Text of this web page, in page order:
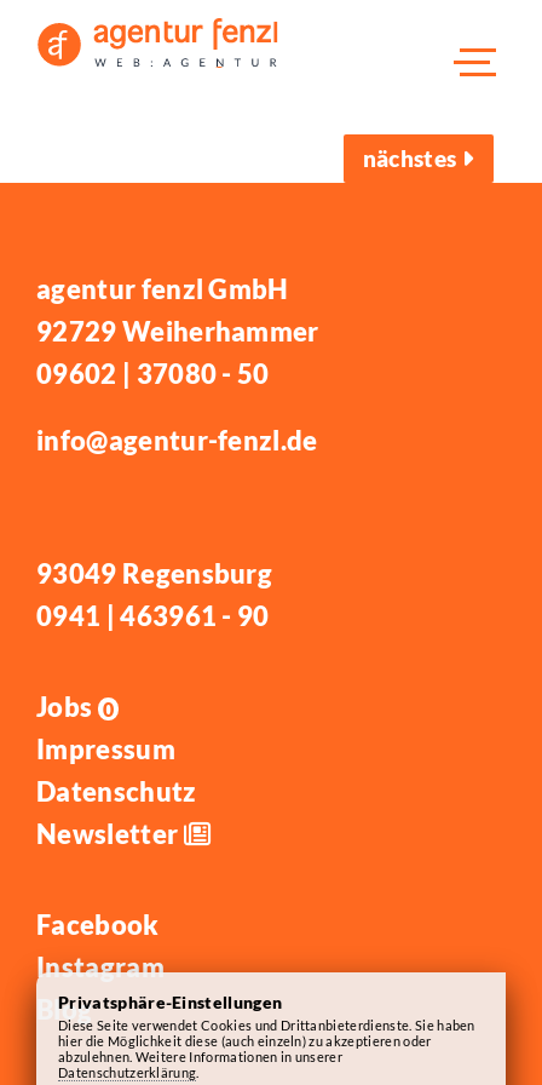
nächstes
agentur fenzl GmbH
92729 Weiherhammer
09602 | 37080 - 50
info@agentur-fenzl.de
93049 Regensburg
0941 | 463961 - 90
Jobs 0
Impressum
Datenschutz
Newsletter
Facebook
Instagram
Blog
Privatsphäre-Einstellungen
Diese Seite verwendet Cookies und Drittanbieterdienste. Sie haben
hier die Möglichkeit diese (auch einzeln) zu akzeptieren oder
abzulehnen. Weitere Informationen in unserer
Datenschutzerklärung